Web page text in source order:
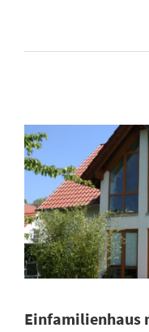
Einfamilienhaus